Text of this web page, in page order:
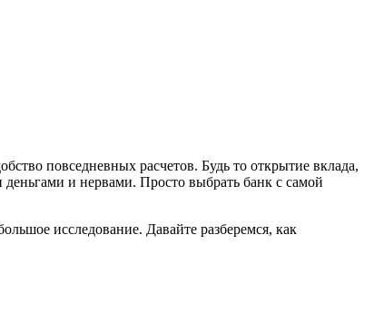
повседневных расчетов. Будь то открытие вклада,
и нервами. Просто выбрать банк с самой
исследование. Давайте разберемся, как